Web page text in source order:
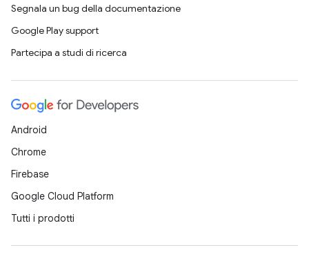
Segnala un bug della documentazione
Google Play support
Partecipa a studi di ricerca
Android
Chrome
Firebase
Google Cloud Platform
Tutti i prodotti